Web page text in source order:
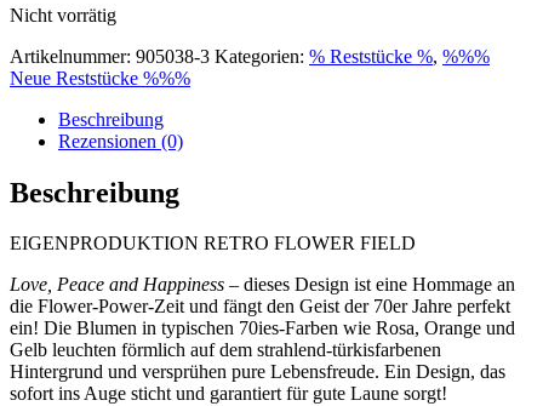
Nicht vorrätig
Artikelnummer: 905038-3 Kategorien: % Reststücke %, %%%
Neue Reststücke %%%
Beschreibung
Rezensionen (0)
Beschreibung
EIGENPRODUKTION RETRO FLOWER FIELD
Love, Peace and Happiness – dieses Design ist eine Hommage an
die Flower-Power-Zeit und fängt den Geist der 70er Jahre perfekt
ein! Die Blumen in typischen 70ies-Farben wie Rosa, Orange und
Gelb leuchten förmlich auf dem strahlend-türkisfarbenen
Hintergrund und versprühen pure Lebensfreude. Ein Design, das
sofort ins Auge sticht und garantiert für gute Laune sorgt!